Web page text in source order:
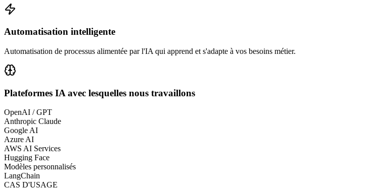
Automatisation intelligente
Automatisation de processus alimentée par l'IA qui apprend et s'adapte à vos besoins métier.
Plateformes IA avec lesquelles nous travaillons
OpenAI / GPT
Anthropic Claude
Google AI
Azure AI
AWS AI Services
Hugging Face
Modèles personnalisés
LangChain
CAS D'USAGE